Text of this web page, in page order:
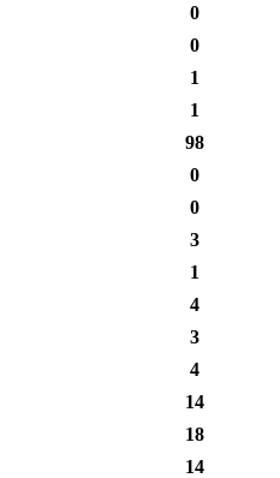
0
0
1
1
98
0
0
3
1
4
3
4
14
18
14